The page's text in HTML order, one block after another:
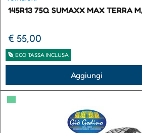
145R13 75Q SUMAXX MAX TERRA
€ 55,00
ECO TASSA INCLUSA
Aggiungi
▀